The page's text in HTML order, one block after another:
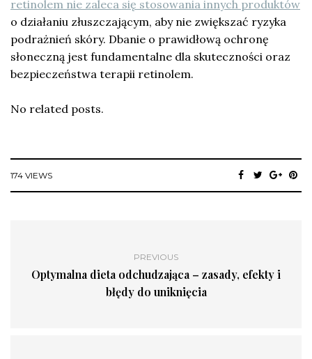
retinolem nie zaleca się stosowania innych produktów
o działaniu złuszczającym, aby nie zwiększać ryzyka
podrażnień skóry. Dbanie o prawidłową ochronę
słoneczną jest fundamentalne dla skuteczności oraz
bezpieczeństwa terapii retinolem.
No related posts.
174 VIEWS
PREVIOUS
Optymalna dieta odchudzająca – zasady, efekty i
błędy do uniknięcia